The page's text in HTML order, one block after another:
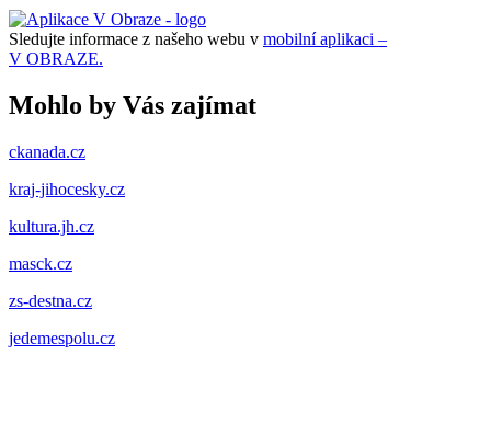
Sledujte informace z našeho webu v mobilní aplikaci –
V OBRAZE.
Mohlo by Vás zajímat
ckanada.cz
kraj-jihocesky.cz
kultura.jh.cz
masck.cz
zs-destna.cz
jedemespolu.cz